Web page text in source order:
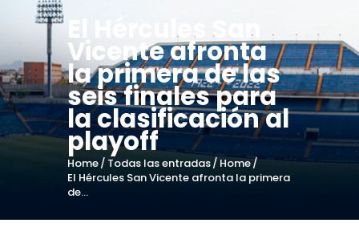
El Hércules San
Vicente afronta
la primera de las
seis finales para
la clasificación al
playoff
Home Todas las entradas
Home
El Hércules San Vicente afronta la primera
de...